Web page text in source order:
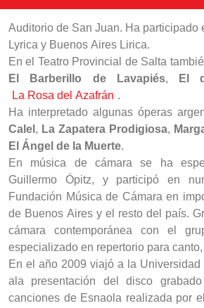
Auditorio de San Juan. Ha participado
Lyrica y Buenos Aires Lirica.
En el Teatro Provincial de Salta
El Barberillo de Lavapiés, El
La Rosa del Azafrán .
Ha interpretado algunas óperas
Calel , La Zapatera Prodigiosa,
El Ángel de la Muerte.
En música de cámara se ha
Guillermo Ópitz, y participó en
Fundación Música de Cámara en
de Buenos Aires y el resto del país.
cámara contemporánea con el
especializado en repertorio para
En el año 2009 viajó a la
ala presentación del disco
canciones de Esnaola realizada por